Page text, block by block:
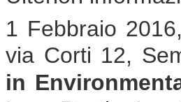
1 Febbraio
via Corti 12,
in